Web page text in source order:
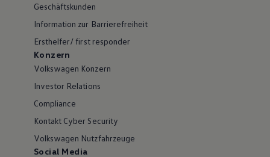
Geschäftskunden
Information zur Barrierefreiheit
Ersthelfer/ first responder
Konzern
Volkswagen Konzern
Investor Relations
Compliance
Kontakt Cyber Security
Volkswagen Nutzfahrzeuge
Social Media